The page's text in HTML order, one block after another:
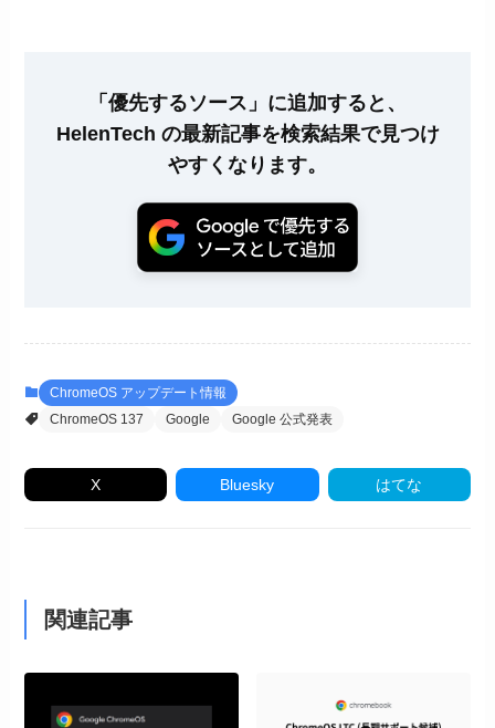
「優先するソース」に追加すると、
HelenTech の最新記事を検索結果で見つけ
やすくなります。
ChromeOS アップデート情報
ChromeOS 137
Google Google 公式発表
X Bluesky はてな
関連記事